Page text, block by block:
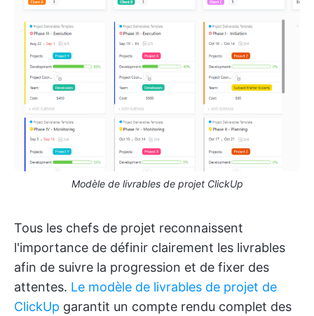
Modèle de livrables de projet ClickUp
Tous les chefs de projet reconnaissent
l'importance de définir clairement les livrables
afin de suivre la progression et de fixer des
attentes. Le modèle de livrables de projet de
ClickUp garantit un compte rendu complet des